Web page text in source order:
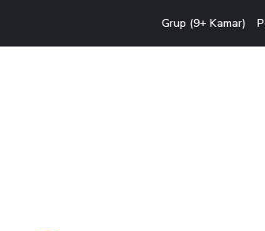
Grup (9+ Kamar)